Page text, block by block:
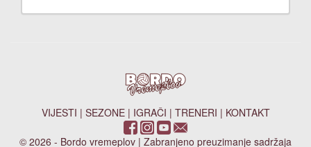
VIJESTI | SEZONE| IGRAČI | TRENERI | KONTAKT
© 2026 - Bordo vremeplov | Zabranjeno preuzimanje sadržaja